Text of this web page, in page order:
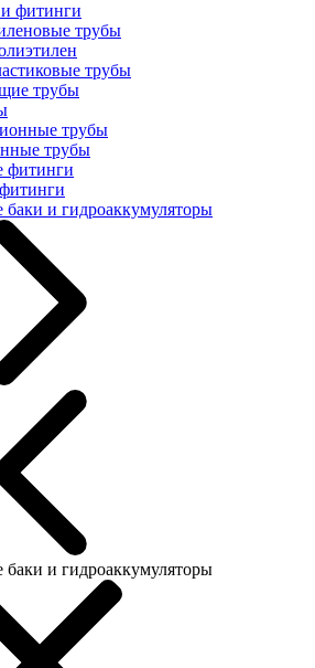
фитинги
трубы
трубы
трубы
трубы
трубы
фитинги
и гидроаккумуляторы
и гидроаккумуляторы